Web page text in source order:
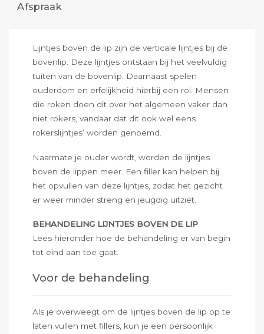
Afspraak
Lijntjes boven de lip zijn de verticale lijntjes bij de
bovenlip. Deze lijntjes ontstaan bij het veelvuldig
tuiten van de bovenlip. Daarnaast spelen
ouderdom en erfelijkheid hierbij een rol. Mensen
die roken doen dit over het algemeen vaker dan
niet rokers, vandaar dat dit ook wel eens
rokerslijntjes’ worden genoemd.
Naarmate je ouder wordt, worden de lijntjes
boven de lippen meer. Een filler kan helpen bij
het opvullen van deze lijntjes, zodat het gezicht
er weer minder streng en jeugdig uitziet.
BEHANDELING LIJNTJES BOVEN DE LIP
Lees hieronder hoe de behandeling er van begin
tot eind aan toe gaat.
Voor de behandeling
Als je overweegt om de lijntjes boven de lip op te
laten vullen met fillers, kun je een persoonlijk